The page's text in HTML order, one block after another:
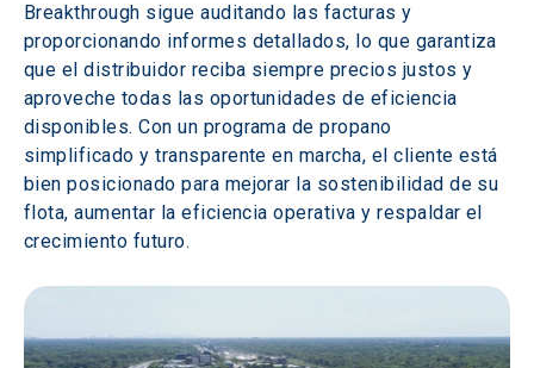
Breakthrough sigue auditando las facturas y
proporcionando informes detallados, lo que garantiza
que el distribuidor reciba siempre precios justos y
aproveche todas las oportunidades de eficiencia
disponibles. Con un programa de propano
simplificado y transparente en marcha, el cliente está
bien posicionado para mejorar la sostenibilidad de su
flota, aumentar la eficiencia operativa y respaldar el
crecimiento futuro.